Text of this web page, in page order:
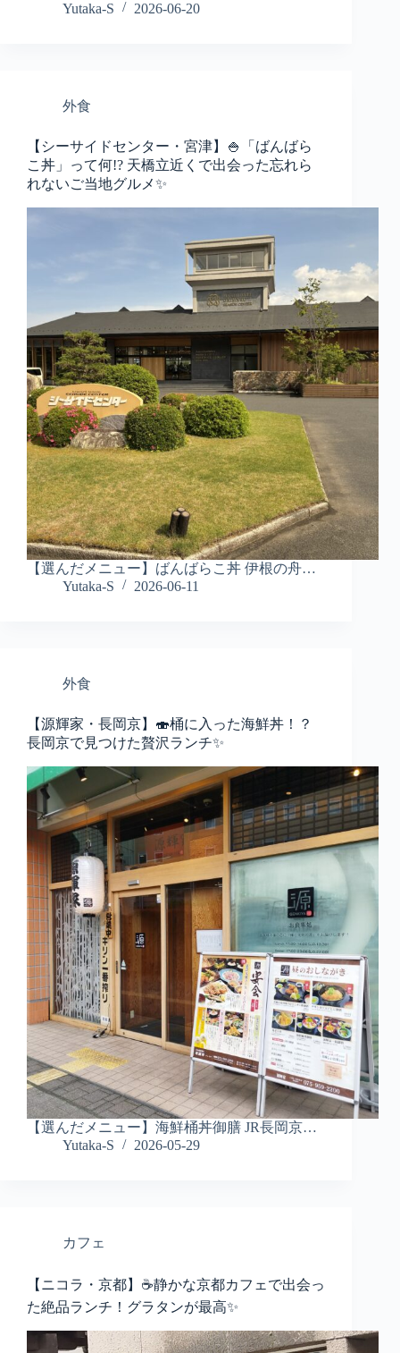
Yutaka-S
2026-06-20
外食
【シーサイドセンター・宮津】🍚「ばんばら
こ丼」って何!? 天橋立近くで出会った忘れら
れないご当地グルメ✨
【選んだメニュー】ばんばらこ丼 伊根の舟…
Yutaka-S
2026-06-11
外食
【源輝家・長岡京】🍣桶に入った海鮮丼！？
長岡京で見つけた贅沢ランチ✨
【選んだメニュー】海鮮桶丼御膳 JR長岡京…
Yutaka-S
2026-05-29
カフェ
【ニコラ・京都】☕静かな京都カフェで出会っ
た絶品ランチ！グラタンが最高✨